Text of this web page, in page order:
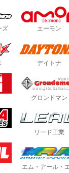
ズ エーモン
デイトナ
グロンドマン
リード工業
エム・アール・